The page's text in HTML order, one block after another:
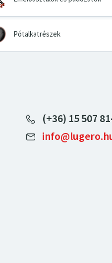
Pótalkatrészek
(+36) 15 507